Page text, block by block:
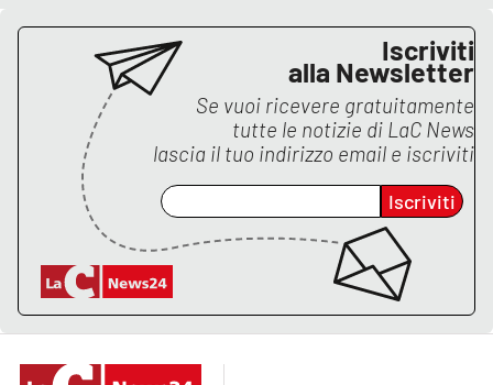
Vibo Valentia
Reggio Calabria
Cosenza
Lamezia Terme
Iscriviti
alla Newsletter
Se vuoi ricevere gratuitamente
tutte le notizie di LaC News
lascia il tuo indirizzo email e iscriviti
Iscriviti